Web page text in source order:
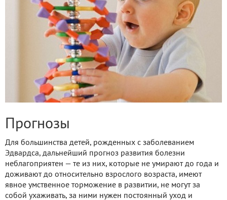
Прогнозы
Для большинства детей, рожденных с заболеванием
Эдвардса, дальнейший прогноз развития болезни
неблагоприятен — те из них, которые не умирают до года и
доживают до относительно взрослого возраста, имеют
явное умственное торможение в развитии, не могут за
собой ухаживать, за ними нужен постоянный уход и